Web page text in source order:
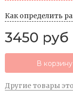
Как определить
3450 руб
В корзину
Другие товары